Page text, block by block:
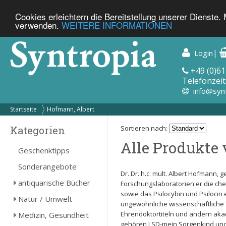
Cookies erleichtern die Bereitstellung unserer
verwenden. WEITERE INFORMATIONEN
Login |
+49
Startseite Hofmann, Albert
Kategorien
Geschenktipps
Sonderangebote
antiquarische Bücher
Natur / Umwelt
Medizin, Gesundheit
Sortieren nach:
Alle Produkte
Dr. Dr. h.c. mult. Albert Hofmann,
Forschungslaboratorien er die
sowie das Psilocybin und
ungewöhnliche
Ehrendoktortiteln und andern
gehören LSD-mein Sorgenkind